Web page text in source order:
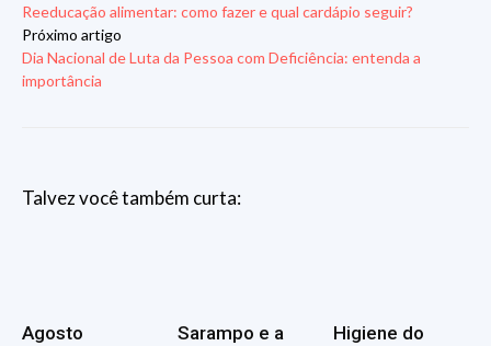
Reeducação alimentar: como fazer e qual cardápio seguir?
Próximo artigo
Dia Nacional de Luta da Pessoa com Deficiência: entenda a
importância
Talvez você também curta:
Agosto
Sarampo e a
Higiene do